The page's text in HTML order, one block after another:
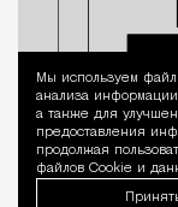
Мы используем
анализа информации
а также для
предоставления
продолжая
файлов Cookie и